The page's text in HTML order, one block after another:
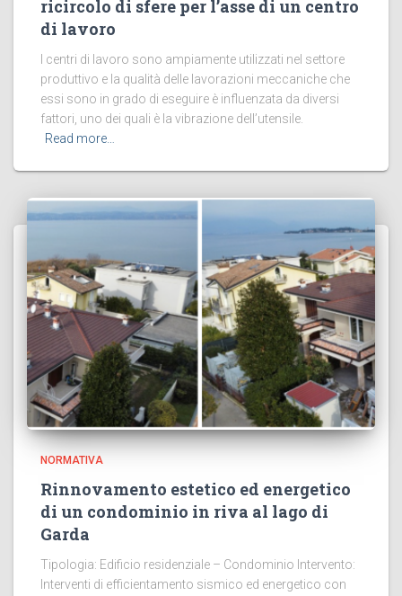
ricircolo di sfere per l’asse di un centro
di lavoro
I centri di lavoro sono ampiamente utilizzati nel settore
produttivo e la qualità delle lavorazioni meccaniche che
essi sono in grado di eseguire è influenzata da diversi
fattori, uno dei quali è la vibrazione dell’utensile.
Read more…
NORMATIVA
Rinnovamento estetico ed energetico
di un condominio in riva al lago di
Garda
Tipologia: Edificio residenziale – Condominio Intervento:
Interventi di efficientamento sismico ed energetico con